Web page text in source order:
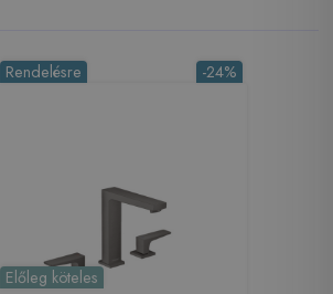
-24%
Rendelésre
Előleg köteles